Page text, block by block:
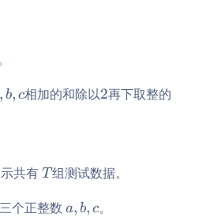
b, c相加的和除以2
2再下取整的
共有T
T 组测试数据。
个正整数 a,b,c
a, b, c。